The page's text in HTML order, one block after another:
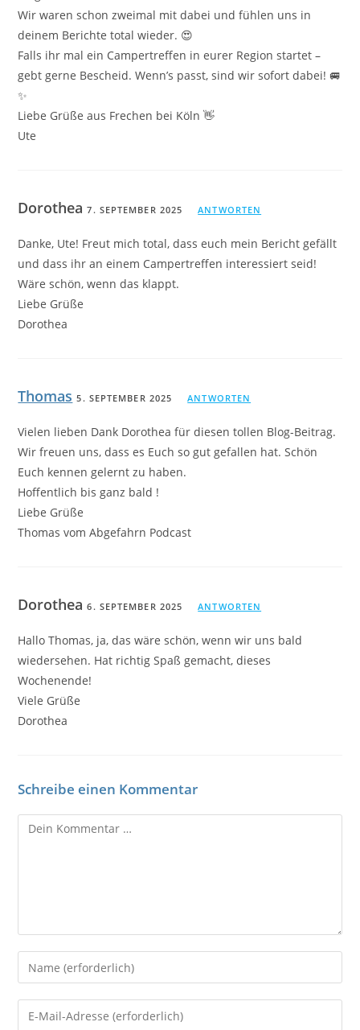
Wir waren schon zweimal mit dabei und fühlen uns in
deinem Berichte total wieder. 😍
Falls ihr mal ein Campertreffen in eurer Region startet –
gebt gerne Bescheid. Wenn’s passt, sind wir sofort dabei! 🚐
✨
Liebe Grüße aus Frechen bei Köln 👋
Ute
Dorothea7. SEPTEMBER 2025 ANTWORTEN
Danke, Ute! Freut mich total, dass euch mein Bericht gefällt
und dass ihr an einem Campertreffen interessiert seid!
Wäre schön, wenn das klappt.
Liebe Grüße
Dorothea
Thomas 5. SEPTEMBER 2025 ANTWORTEN
Vielen lieben Dank Dorothea für diesen tollen Blog-Beitrag.
Wir freuen uns, dass es Euch so gut gefallen hat. Schön
Euch kennen gelernt zu haben.
Hoffentlich bis ganz bald !
Liebe Grüße
Thomas vom Abgefahrn Podcast
Dorothea6. SEPTEMBER 2025 ANTWORTEN
Hallo Thomas, ja, das wäre schön, wenn wir uns bald
wiedersehen. Hat richtig Spaß gemacht, dieses
Wochenende!
Viele Grüße
Dorothea
Schreibe einen Kommentar